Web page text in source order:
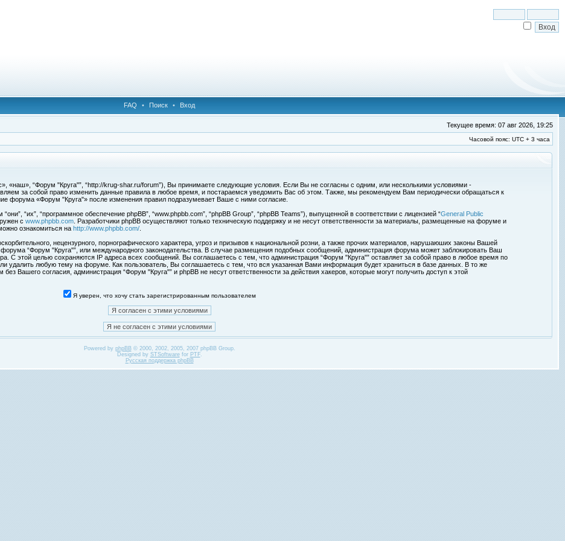
FAQ • Поиск • Вход
Текущее время: 07 авг 2026, 19:25
Часовой пояс: UTC + 3 часа
«наш», “Форум "Круга"”, “http://krug-shar.ru/forum”), Вы принимаете следующие условия. Если Вы не согласны с одним, или несколькими условиями -
за собой право изменить данные правила в любое время, и постараемся уведомить Вас об этом. Также, мы рекомендуем Вам периодически обращаться к
форума «Форум "Круга"» после изменения правил подразумевает Ваше с ними согласие.
“их”, “программное обеспечение phpBB”, “www.phpbb.com”, “phpBB Group”, “phpBB Teams”), выпущенной в соответствии с лицензией “General Public
с www.phpbb.com . Разработчики phpBB осуществляют только техническую поддержку и не несут ответственности за материалы, размещенные на форуме и
ознакомиться на http://www.phpbb.com/
нецензурного, порнографического характера, угроз и призывов к национальной розни, а также прочих материалов, нарушаюших законы Вашей
форума “Форум "Круга"”, или международного законодательства. В случае размещения подобных сообщений, администрация форума может заблокировать Ваш
С этой целью сохраняются IP адреса всех сообщений. Вы соглашаетесь с тем, что администрация “Форум "Круга"” оставляет за собой право в любое время по
удалить любую тему на форуме. Как пользователь, Вы соглашаетесь с тем, что вся указанная Вами информация будет храниться в базе данных. В то же
Вашего согласия, администрация “Форум "Круга"” и phpBB не несут ответственности за действия хакеров, которые могут получить доступ к этой
Я уверен, что хочу стать зарегистрированным пользователем
Powered by phpBB© 2000, 2002, 2005, 2007 phpBB Group.
Designed by STSoftwarefor PTF.
Русская поддержка phpBB